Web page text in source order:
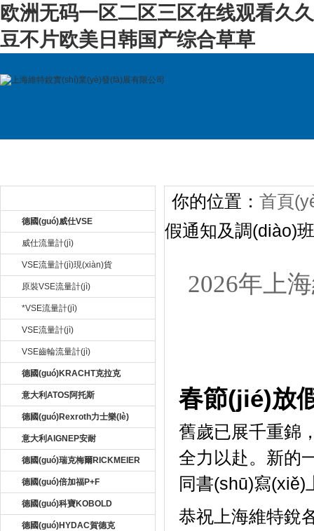
欧洲无码一区二区三区在线观看久
豆不片欧美日韩国产综合草草
德國(guó)威仕VSE
威仕流量計(jì)
VSE流量計(jì)現(xiàn)貨
原裝VSE流量計(jì)
*VSE流量計(jì)
VSE流量計(jì)
VSE齒輪流量計(jì)
德國(guó)KRACHT克拉克
意大利ATOS阿托斯
德國(guó)Rexroth力士樂(lè)
意大利AIGNEP安耐
德國(guó)瑞克梅爾RICKMEIER
德國(guó)倍加福P+F
德國(guó)科寶KOBOLD
德國(guó)HYDAC賀德克
你的位置： 首頁
假通知及調(diào)
2026年上
春節(jié)放
舊歲已展千重錦
全力以赴。新的一
同書(shū)寫(xiě)
恭祝上海維特銳